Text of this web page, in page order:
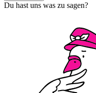
Du hast uns was zu sagen?